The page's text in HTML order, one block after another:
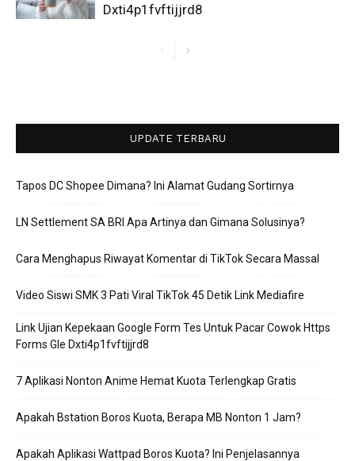
Dxti4p1fvftijjrd8
UPDATE TERBARU
Tapos DC Shopee Dimana? Ini Alamat Gudang Sortirnya
LN Settlement SA BRI Apa Artinya dan Gimana Solusinya?
Cara Menghapus Riwayat Komentar di TikTok Secara Massal
Video Siswi SMK 3 Pati Viral TikTok 45 Detik Link Mediafire
Link Ujian Kepekaan Google Form Tes Untuk Pacar Cowok Https
Forms Gle Dxti4p1fvftijjrd8
7 Aplikasi Nonton Anime Hemat Kuota Terlengkap Gratis
Apakah Bstation Boros Kuota, Berapa MB Nonton 1 Jam?
Apakah Aplikasi Wattpad Boros Kuota? Ini Penjelasannya